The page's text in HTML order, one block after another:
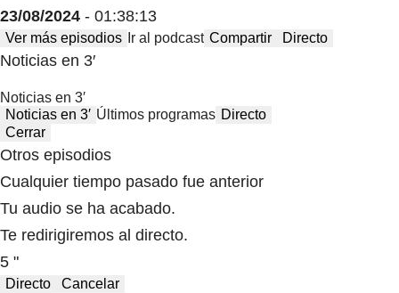
23/08/2024 - 01:38:13
Ver más episodios Ir al podcast Compartir Directo
Noticias en 3′
Noticias en 3′
Noticias en 3′ Últimos programas Directo
Cerrar
Otros episodios
Cualquier tiempo pasado fue anterior
Tu audio se ha acabado.
Te redirigiremos al directo.
5 "
Directo
Cancelar